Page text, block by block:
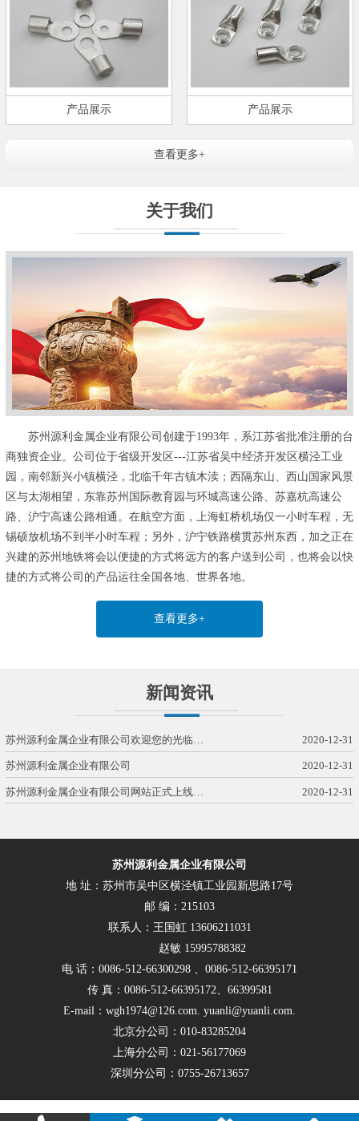
产品展示 产品展示
查看更多+
关于我们
苏州源利金属企业有限公司创建于1993年，系江苏省批准注册的台
商独资企业。公司位于省级开发区---江苏省吴中经济开发区横泾工业
园，南邻新兴小镇横泾，北临千年古镇木渎；西隔东山、西山国家风景
区与太湖相望，东靠苏州国际教育园与环城高速公路、苏嘉杭高速公
路、沪宁高速公路相通。在航空方面，上海虹桥机场仅一小时车程，无
锡硕放机场不到半小时车程；另外，沪宁铁路横贯苏州东西，加之正在
兴建的苏州地铁将会以便捷的方式将远方的客户送到公司，也将会以快
捷的方式将公司的产品运往全国各地、世界各地。
查看更多+
新闻资讯
苏州源利金属企业有限公司欢迎您的光临… 2020-12-31
苏州源利金属企业有限公司 2020-12-31
苏州源利金属企业有限公司网站正式上线… 2020-12-31
苏州源利金属企业有限公司
地 址：苏州市吴中区横泾镇工业园新思路17号
邮 编：215103
联系人：王国虹 13606211031
赵敏 15995788382
电 话：0086-512-66300298 、0086-512-66395171
传 真：0086-512-66395172、66399581
E-mail：wgh1974@126.com. yuanli@yuanli.com.
北京分公司：010-83285204
上海分公司：021-56177069
深圳分公司：0755-26713657